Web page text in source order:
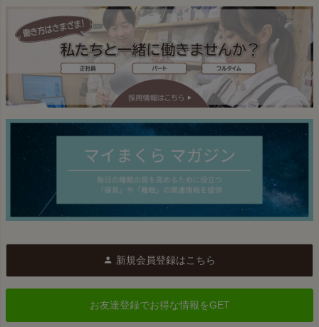
新規会員登録はこちら
お友達登録でお得な情報をGET